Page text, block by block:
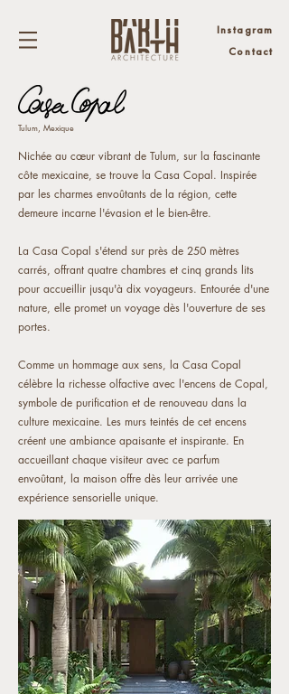
Instagram
Contact
Tulum, Mexique
Nichée au cœur vibrant de Tulum, sur la fascinante
côte mexicaine, se trouve la Casa Copal. Inspirée
par les charmes envoûtants de la région, cette
demeure incarne l'évasion et le bien-être.
La Casa Copal s'étend sur près de 250 mètres
carrés, offrant quatre chambres et cinq grands lits
pour accueillir jusqu'à dix voyageurs. Entourée d'une
nature, elle promet un voyage dès l'ouverture de ses
portes.
Comme un hommage aux sens, la Casa Copal
célèbre la richesse olfactive avec l'encens de Copal,
symbole de purification et de renouveau dans la
culture mexicaine. Les murs teintés de cet encens
créent une ambiance apaisante et inspirante. En
accueillant chaque visiteur avec ce parfum
envoûtant, la maison offre dès leur arrivée une
expérience sensorielle unique.